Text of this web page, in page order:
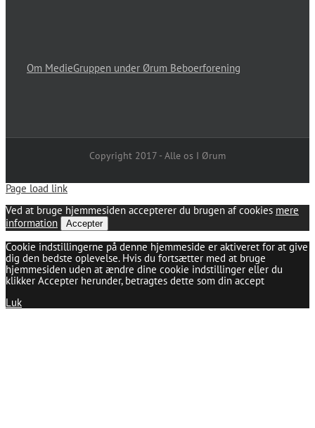
Om MedieGruppen under Ørum Beboerforening
Copyright 2017 - Alle os I Ørum
Page load link
Ved at bruge hjemmesiden accepterer du brugen af cookies mere
information
Accepter
Cookie indstillingerne på denne hjemmeside er aktiveret for at give
dig den bedste oplevelse. Hvis du fortsætter med at bruge
hjemmesiden uden at ændre dine cookie indstillinger eller du
klikker Accepter herunder, betragtes dette som din accept
Luk